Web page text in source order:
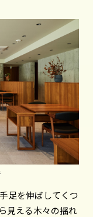
足を伸ばしてくつ
見える木々の揺れ